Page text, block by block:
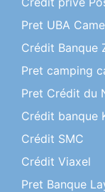
Pret UBA
Crédit Banque
Pret camping
Pret Crédit du
Crédit banque
Crédit SMC
Crédit Viaxel
Pret Banque